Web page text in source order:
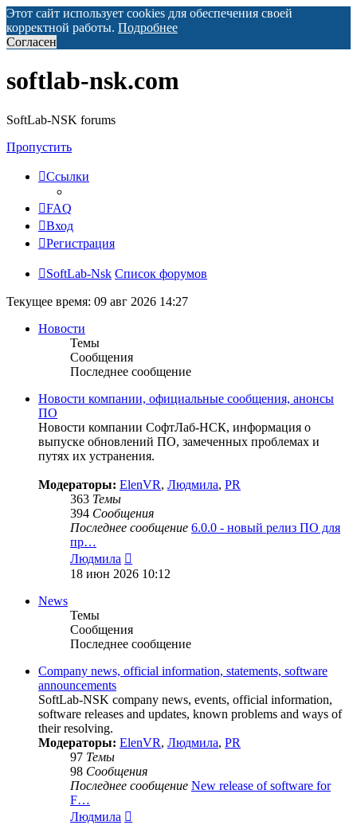
Этот сайт использует cookies для обеспечения своей
корректной работы. Подробнее
Согласен
softlab-nsk.com
SoftLab-NSK forums
Пропустить
Ссылки
FAQ
Вход
Регистрация
SoftLab-Nsk Список форумов
Текущее время: 09 авг 2026 14:27
Новости
Темы
Сообщения
Последнее сообщение
Новости компании, официальные сообщения, анонсы
ПО
Новости компании СофтЛаб-НСК, информация о
выпуске обновлений ПО, замеченных проблемах и
путях их устранения.
Модераторы: ElenVR, Людмила, PR
363 Темы
394 Сообщения
Последнее сообщение 6.0.0 - новый релиз ПО для
пр…
Людмила
к
18 июн 2026 10:12
News
Темы
Сообщения
Последнее сообщение
Company news, official information, statements, software
announcements
SoftLab-NSK company news, events, official information,
software releases and updates, known problems and ways of
their resolving.
Модераторы: ElenVR, Людмила, PR
97 Темы
98 Сообщения
Последнее сообщение New release of software for
F…
Людмила